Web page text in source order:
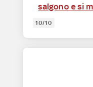
salgono e si
10/10